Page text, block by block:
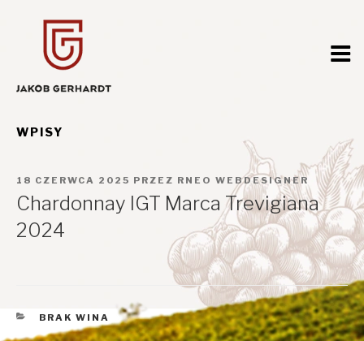
WPISY
OPUBLIKOWANE
W
18 CZERWCA 2025 PRZEZ RNEO WEBDESIGNER
Chardonnay IGT Marca Trevigiana
2024
KATEGORIE
BRAK WINA